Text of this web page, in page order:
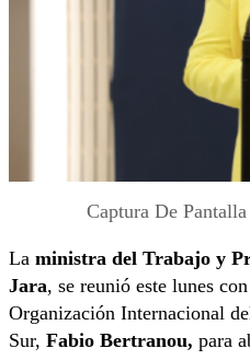
Captura De
La ministra del Trabajo y
Jara, se reunió este lunes
Organización Internacional
Sur, Fabio Bertranou, para